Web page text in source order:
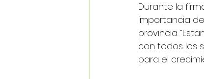
Durante la
importancia
provincia.
con todos los
para el